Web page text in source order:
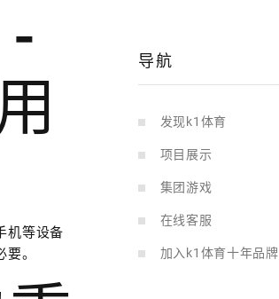
机等设备
。
导航
发现k1体育
项目展示
集团游戏
在线客服
加入k1体育十年品牌